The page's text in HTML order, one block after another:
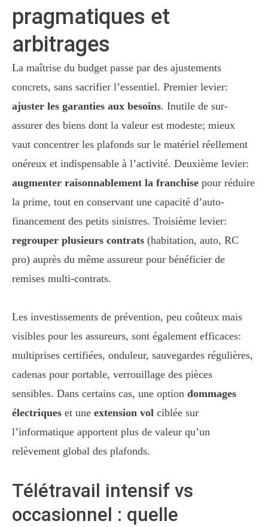
pragmatiques et
arbitrages
La maîtrise du budget passe par des ajustements
concrets, sans sacrifier l’essentiel. Premier levier:
ajuster les garanties aux besoins. Inutile de sur-
assurer des biens dont la valeur est modeste; mieux
vaut concentrer les plafonds sur le matériel réellement
onéreux et indispensable à l’activité. Deuxième levier:
augmenter raisonnablement la franchise pour réduire
la prime, tout en conservant une capacité d’auto-
financement des petits sinistres. Troisième levier:
regrouper plusieurs contrats (habitation, auto, RC
pro) auprès du même assureur pour bénéficier de
remises multi-contrats.
Les investissements de prévention, peu coûteux mais
visibles pour les assureurs, sont également efficaces:
multiprises certifiées, onduleur, sauvegardes régulières,
cadenas pour portable, verrouillage des pièces
sensibles. Dans certains cas, une option dommages
électriques et une extension vol ciblée sur
l’informatique apportent plus de valeur qu’un
relèvement global des plafonds.
Télétravail intensif vs
occasionnel : quelle